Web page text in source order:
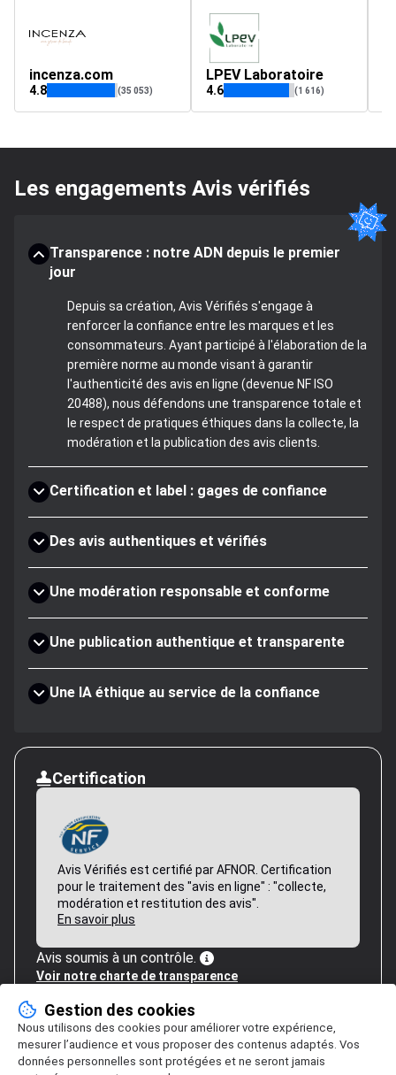
incenza.com
4.8 (35 053)
LPEV Laboratoire
4.6 (1 616)
Les engagements Avis vérifiés
Transparence : notre ADN depuis le premier
jour
Depuis sa création, Avis Vérifiés s'engage à
renforcer la confiance entre les marques et les
consommateurs. Ayant participé à l'élaboration de la
première norme au monde visant à garantir
l'authenticité des avis en ligne (devenue NF ISO
20488), nous défendons une transparence totale et
le respect de pratiques éthiques dans la collecte, la
modération et la publication des avis clients.
Certification et label : gages de confiance
Des avis authentiques et vérifiés
Une modération responsable et conforme
Une publication authentique et transparente
Une IA éthique au service de la confiance
Certification
Avis Vérifiés est certifié par AFNOR. Certification
pour le traitement des "avis en ligne" : "collecte,
modération et restitution des avis".
En savoir plus
Avis soumis à un contrôle.
Voir notre charte de transparence
Gestion des cookies
Nous utilisons des cookies pour améliorer votre expérience,
mesurer l’audience et vous proposer des contenus adaptés. Vos
données personnelles sont protégées et ne seront jamais